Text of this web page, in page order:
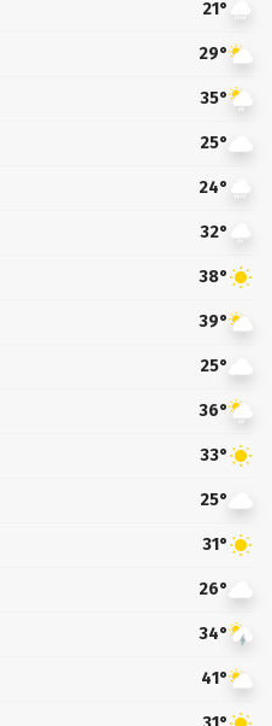
21°
29°
35°
25°
24°
32°
38°
39°
25°
36°
33°
25°
31°
26°
34°
41°